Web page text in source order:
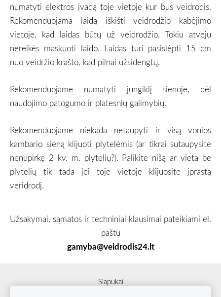
numatyti elektros įvadą toje vietoje kur bus veidrodis.
Rekomenduojama laidą iškišti veidrodžio kabėjimo
vietoje, kad laidas būtų už veidrodžio, Tokiu atveju
nereikės maskuoti laido. Laidas turi pasislėpti 15 cm
nuo veidržio krašto, kad pilnai užsidengtų.
Rekomenduojame numatyti jungiklį sienoje, dėl
naudojimo patogumo ir platesnių galimybių.
Rekomenduojame niekada netaupyti ir visą vonios
kambario sieną klijuoti plytelėmis (ar tikrai sutaupysite
nenupirkę 2 kv. m. plytelių?). Palikite nišą ar vietą be
plytelių tik tada jei toje vietoje klijuosite įprastą
veridrodį.
Užsakymai, sąmatos ir techniniai klausimai pateikiami el.
paštu
gamyba@veidrodis24.lt
Slapukai